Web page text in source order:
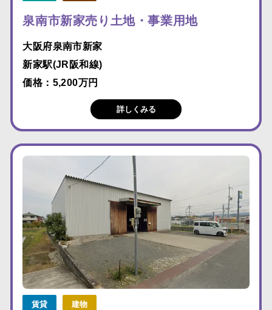
泉南市新家売り土地・事業用地
大阪府泉南市新家
新家駅(JR阪和線)
価格：5,200万円
詳しくみる
賃貸 建物